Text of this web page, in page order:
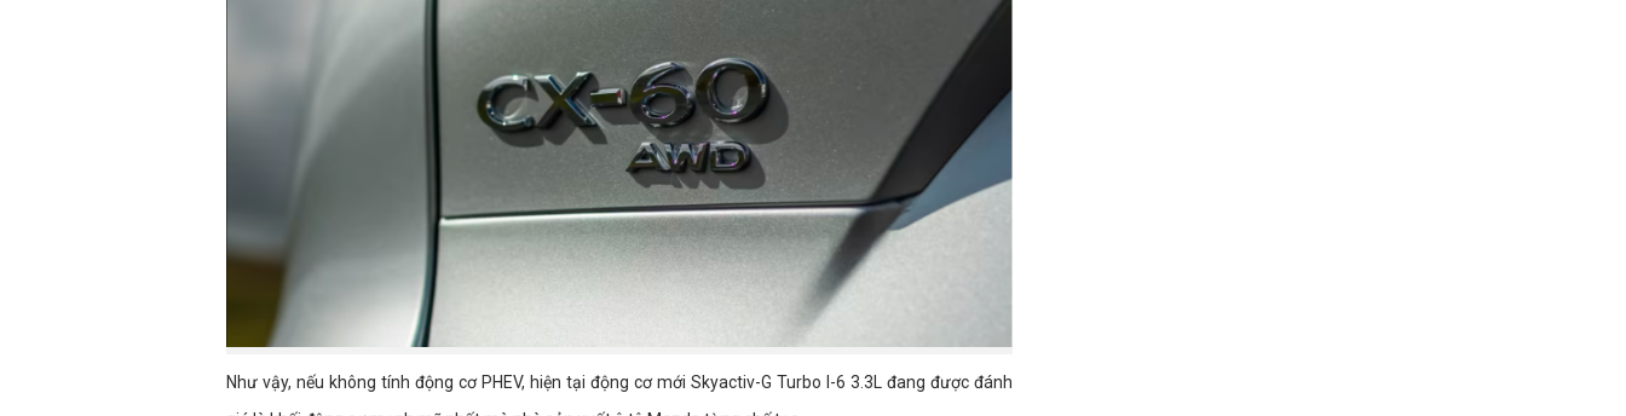
Như vậy, nếu không tính động cơ PHEV, hiện tại động cơ mới Skyactiv-G Turbo I-6 3.3L đang được đánh